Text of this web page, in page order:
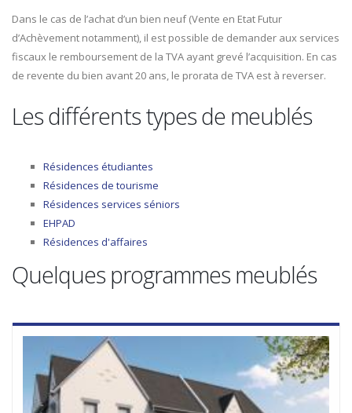
Dans le cas de l’achat d’un bien neuf (Vente en Etat Futur
d’Achèvement notamment), il est possible de demander aux services
fiscaux le remboursement de la TVA ayant grevé l’acquisition. En cas
de revente du bien avant 20 ans, le prorata de TVA est à reverser.
Les différents types de meublés
Résidences étudiantes
Résidences de tourisme
Résidences services séniors
EHPAD
Résidences d'affaires
Quelques programmes meublés